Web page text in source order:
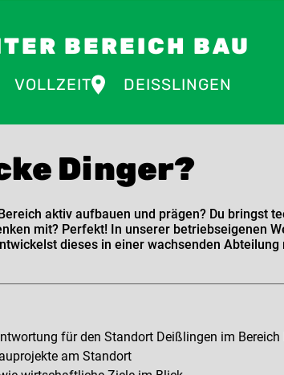
BEREICH BAU
VOLLZEIT DEISSLINGEN
Dinger?
aktiv aufbauen und prägen? Du bringst
mit? Perfekt! In unserer betriebseigenen
dieses in einer wachsenden
für den Standort Deißlingen im Bereich
am Standort